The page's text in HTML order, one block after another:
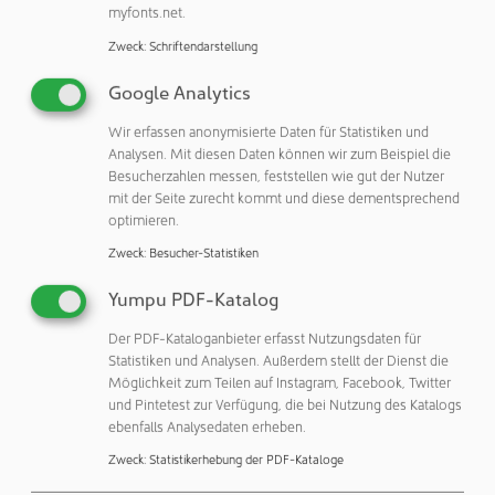
beschädigen. Die bewegungsfreie Messung sorgt
außerdem dafür, dass sie reproduzierbar und inline
durchgeführt werden kann. Darüber hinaus ermöglicht die
APM-Technologie, Ultraschallfrequenz und Schalldruck
selbst durch „Wände“ hindurch zu detektieren. Sie kann
daher auch bei geschlossenen Reinigungs- und
Spülbecken, die beispielsweise beim Einsatz von
Druckwechselverfahren (Vakuum-Flutreinigungsverfahren
sowie bei Kammerreinigungsanlagen eingesetzt werden.
Für einen schnellen und einfachen Funktionscheck der für
das APM-System eingesetzten laserakustischen und
Kondensatormikrofone am Einsatzort stehen
entsprechende Handkalibratoren zur Verfügung.
Stationäre Messung oder in Zeitintervallen – auch als
Angeboten wird das Messsystem sowohl als stationäre
myfonts.net.
Zweck: Schriftendarstellung
Google Analytics
Wir erfassen anonymisierte Daten für Statistiken und
Analysen. Mit diesen Daten können wir zum Beispiel die
Besucherzahlen messen, feststellen wie gut der Nutzer
mit der Seite zurecht kommt und diese dementsprechend
optimieren.
Zweck: Besucher-Statistiken
Yumpu PDF-Katalog
Der PDF-Kataloganbieter erfasst Nutzungsdaten für
Statistiken und Analysen. Außerdem stellt der Dienst die
Möglichkeit zum Teilen auf Instagram, Facebook, Twitter
und Pintetest zur Verfügung, die bei Nutzung des Katalogs
ebenfalls Analysedaten erheben.
Zweck: Statistikerhebung der PDF-Kataloge